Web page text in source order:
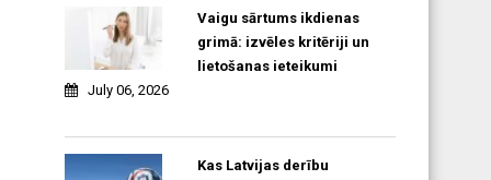
Vaigu sārtums ikdienas
grimā: izvēles kritēriji un
lietošanas ieteikumi
July 06, 2026
Kas Latvijas derību